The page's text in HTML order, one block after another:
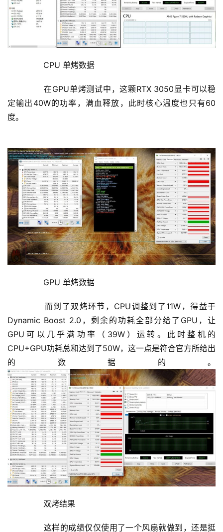
	  CPU 单烤数据
定输出40W的功率，满血释放，此时核心温度也只有60
度。
	  GPU 单烤数据
Dynamic Boost 2.0，剩余的功耗全部分给了GPU，让
GPU可以几乎满功率（39W）运转。此时整机的
CPU+GPU功耗总和达到了50W，这一点是符合官方所给出
的数据的。
	  双烤结果